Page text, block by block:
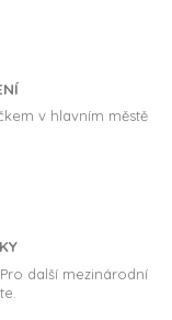
v hlavním městě
další mezinárodní